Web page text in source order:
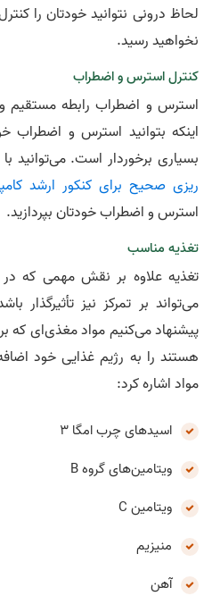
لحاظ درونی نتوانید خودتان را
نخواهید رسید.
کنترل استرس و اضطراب
استرس و اضطراب رابطه مستقیم و
اینکه بتوانید استرس و اضطراب
بسیاری برخوردار است. می‌توانید
ریزی صحیح برای کنکور ارشد
استرس و اضطراب خودتان بپردازید.
تغذیه مناسب
تغذیه علاوه بر نقش مهمی که
می‌تواند بر تمرکز نیز
پیشنهاد می‌کنیم مواد مغذی‌ای که
هستند را به رژیم غذایی خود
مواد اشاره کرد:
اسیدهای چرب امگا 3
ویتامین‌های گروه B
ویتامین C
منیزیم
آهن